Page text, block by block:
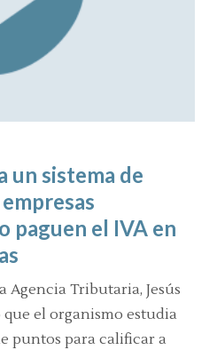
un sistema de
paguen el IVA en
Agencia Tributaria, Jesús
el organismo estudia
puntos para calificar a